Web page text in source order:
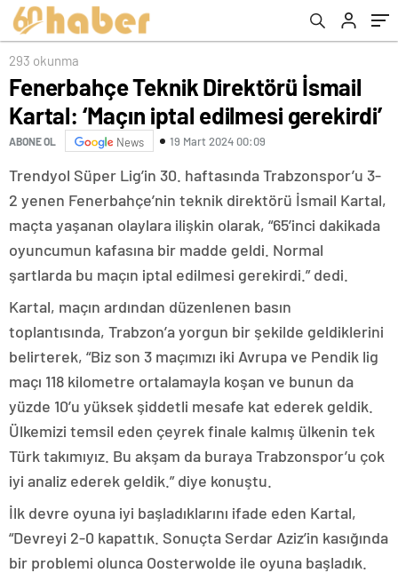
293 okunma
Fenerbahçe Teknik Direktörü İsmail
Kartal: ‘Maçın iptal edilmesi gerekirdi’
ABONE OL News 19 Mart 2024 00:09
Trendyol Süper Lig’in 30. haftasında Trabzonspor’u 3-
2 yenen Fenerbahçe’nin teknik direktörü İsmail Kartal,
maçta yaşanan olaylara ilişkin olarak, “65’inci dakikada
oyuncumun kafasına bir madde geldi. Normal
şartlarda bu maçın iptal edilmesi gerekirdi.” dedi.
Kartal, maçın ardından düzenlenen basın
toplantısında, Trabzon’a yorgun bir şekilde geldiklerini
belirterek, “Biz son 3 maçımızı iki Avrupa ve Pendik lig
maçı 118 kilometre ortalamayla koşan ve bunun da
yüzde 10’u yüksek şiddetli mesafe kat ederek geldik.
Ülkemizi temsil eden çeyrek finale kalmış ülkenin tek
Türk takımıyız. Bu akşam da buraya Trabzonspor’u çok
iyi analiz ederek geldik.” diye konuştu.
İlk devre oyuna iyi başladıklarını ifade eden Kartal,
“Devreyi 2-0 kapattık. Sonuçta Serdar Aziz’in kasığında
bir problemi olunca Oosterwolde ile oyuna başladık.